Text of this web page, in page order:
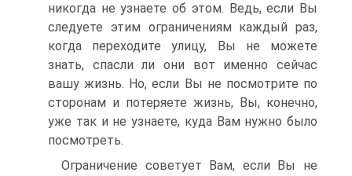
никогда не узнаете об этом. Ведь, если Вы
следуете этим ограничениям каждый раз,
когда переходите улицу, Вы не можете
знать, спасли ли они вот именно сейчас
вашу жизнь. Но, если Вы не посмотрите по
сторонам и потеряете жизнь, Вы, конечно,
уже так и не узнаете, куда Вам нужно было
посмотреть.
Ограничение советует Вам, если Вы не